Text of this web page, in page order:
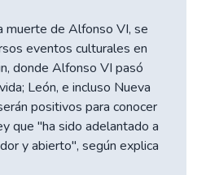
muerte de Alfonso VI, se
eventos culturales en
donde Alfonso VI pasó
León, e incluso Nueva
positivos para conocer
que "ha sido adelantado a
y abierto", según explica